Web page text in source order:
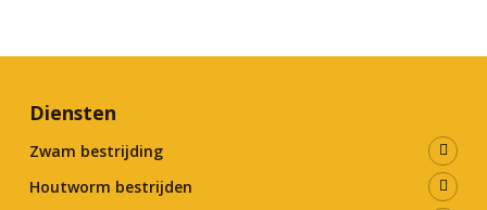
Diensten
Zwam bestrijding
Houtworm bestrijden